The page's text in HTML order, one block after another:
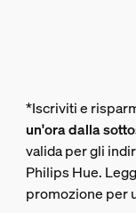
*Iscriviti e
un'ora dalla
valida per gli
Philips Hue.
promozione per